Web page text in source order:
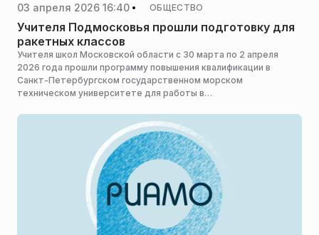
03 апреля 2026 16:40 ОБЩЕСТВО
Учителя Подмосковья прошли подготовку для
ракетных классов
Учителя школ Московской области с 30 марта по 2 апреля
2026 года прошли программу повышения квалификации в
Санкт-Петербургском государственном морском
техническом университете для работы в
министерства образования Московской области.